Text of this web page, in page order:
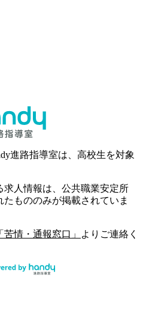
進路指導室は、高校生を対象
求人情報は、公共職業安定所
たもののみが掲載されていま
「苦情・通報窓口」
よりご連絡く